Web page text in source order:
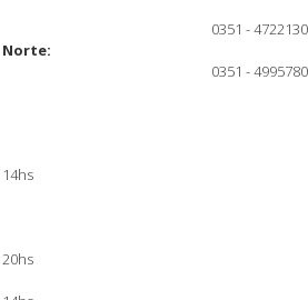
0351 - 4722130
Norte:
0351 - 4995780